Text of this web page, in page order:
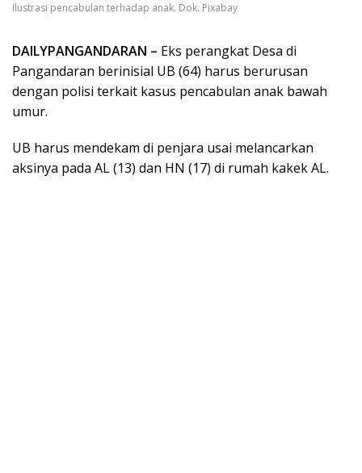
Ilustrasi pencabulan terhadap anak. Dok. Pixabay
DAILYPANGANDARAN – Eks perangkat Desa di
Pangandaran berinisial UB (64) harus berurusan
dengan polisi terkait kasus pencabulan anak bawah
umur.
UB harus mendekam di penjara usai melancarkan
aksinya pada AL (13) dan HN (17) di rumah kakek AL.